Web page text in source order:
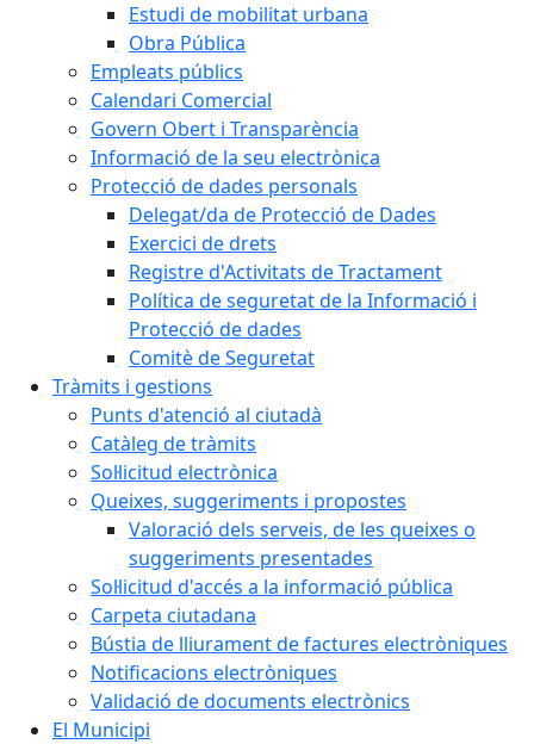
Estudi de mobilitat urbana
Obra Pública
Empleats públics
Calendari Comercial
Govern Obert i Transparència
Informació de la seu electrònica
Protecció de dades personals
Delegat/da de Protecció de Dades
Exercici de drets
Registre d'Activitats de Tractament
Política de seguretat de la Informació i
Protecció de dades
Comitè de Seguretat
Tràmits i gestions
Punts d'atenció al ciutadà
Catàleg de tràmits
Sol·licitud electrònica
Queixes, suggeriments i propostes
Valoració dels serveis, de les queixes o
suggeriments presentades
Sol·licitud d'accés a la informació pública
Carpeta ciutadana
Bústia de lliurament de factures electròniques
Notificacions electròniques
Validació de documents electrònics
El Municipi